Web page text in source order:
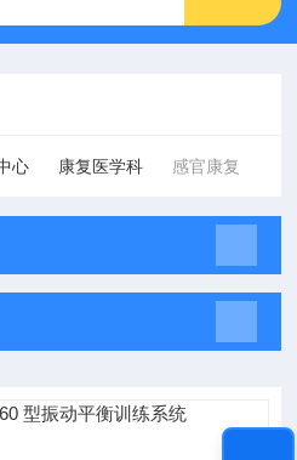
心 康复医学科 感官康复